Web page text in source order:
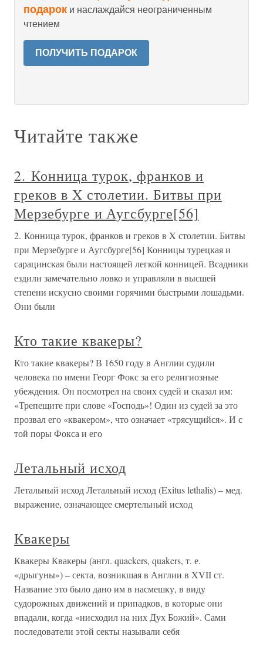
подарок и наслаждайся неограниченным
чтением
ПОЛУЧИТЬ ПОДАРОК
Читайте также
2. Конница турок, франков и
греков в X столетии. Битвы при
Мерзебурге и Аугсбурге[56]
2. Конница турок, франков и греков в X столетии. Битвы
при Мерзебурге и Аугсбурге[56] Конницы турецкая и
сарацинская были настоящей легкой конницей. Всадники
ездили замечательно ловко и управляли в высшей
степени искусно своими горячими быстрыми лошадьми.
Они были
Кто такие квакеры?
Кто такие квакеры? В 1650 году в Англии судили
человека по имени Георг Фокс за его религиозные
убеждения. Он посмотрел на своих судей и сказал им:
«Трепещите при слове «Господь»! Один из судей за это
прозвал его «квакером», что означает «трясущийся». И с
той поры Фокса и его
Летальный исход
Летальный исход Летальный исход (Exitus lethalis) – мед.
выражение, означающее смертельный исход
Квакеры
Квакеры Квакеры (англ. quackers, quakers, т. е.
«дрыгуны») – секта, возникшая в Англии в XVII ст.
Название это было дано им в насмешку, в виду
судорожных движений и припадков, в которые они
впадали, когда «нисходил на них Дух Божий». Сами
последователи этой секты называли себя